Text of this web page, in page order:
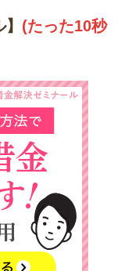
(たった10秒